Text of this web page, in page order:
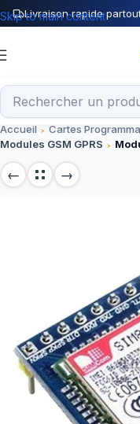
Livraison rapide
Skip to main content
Accueil Cartes
Modules GSM GPRS